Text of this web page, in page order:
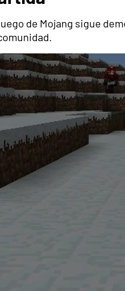
de Mojang sigue